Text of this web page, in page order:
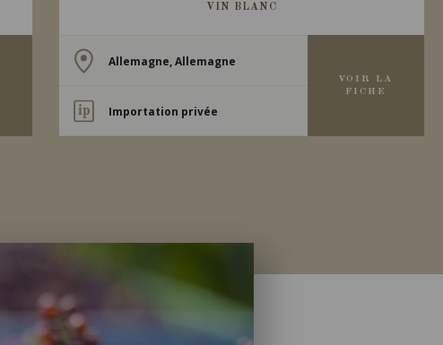
VIN BLANC
Allemagne, Allemagne
Importation privée
VOIR LA
FICHE